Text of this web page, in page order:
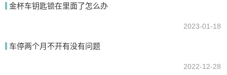
金杯车钥匙锁在里面了怎么办
2023-01-18
车停两个月不开有没有问题
2022-12-28